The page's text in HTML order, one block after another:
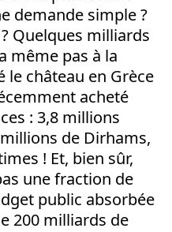
demande simple ?
Quelques milliards
même pas à la
le château en Grèce
acheté
: 3,8 millions
de Dirhams,
! Et, bien sûr,
une fraction de
public absorbée
200 milliards de